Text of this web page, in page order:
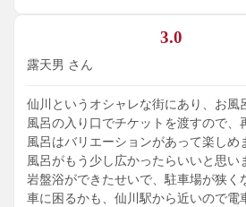
3.0
露天男 さん
仙川というオシャレな街にあり、お風
風呂の入り口でチケットを渡すので、
風呂はバリエーションがあって楽しめ
風呂がもう少し広かったらいいと思い
岩盤浴ができたせいで、駐車場が狭く
車に困るかも、仙川駅から近いので電